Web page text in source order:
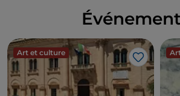
Art et culture
J’aime